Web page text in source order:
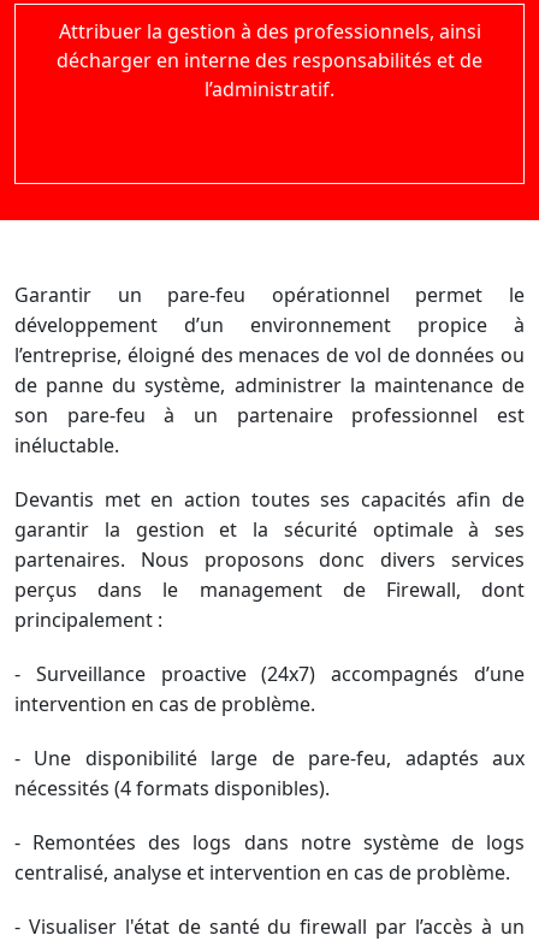
Attribuer la gestion à des professionnels, ainsi
décharger en interne des responsabilités et de
l’administratif.
Garantir un pare-feu opérationnel permet le
développement d’un environnement propice à
l’entreprise, éloigné des menaces de vol de données ou
de panne du système, administrer la maintenance de
son pare-feu à un partenaire professionnel est
inéluctable.
Devantis met en action toutes ses capacités afin de
garantir la gestion et la sécurité optimale à ses
partenaires. Nous proposons donc divers services
perçus dans le management de Firewall, dont
principalement :
- Surveillance proactive (24x7) accompagnés d’une
intervention en cas de problème.
- Une disponibilité large de pare-feu, adaptés aux
nécessités (4 formats disponibles).
- Remontées des logs dans notre système de logs
centralisé, analyse et intervention en cas de problème.
- Visualiser l'état de santé du firewall par l’accès à un